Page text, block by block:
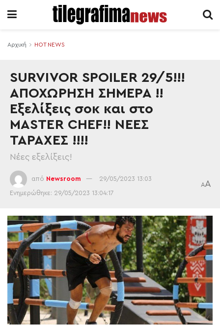
Αρχική HOT NEWS
SURVIVOR SPOILER 29/5!!!
ΑΠΟΧΩΡΗΣΗ ΣΗΜΕΡΑ !!
Εξελίξεις σοκ και στο
MASTER CHEF!! ΝΕΕΣ
ΤΑΡΑΧΕΣ !!!!
Νέες εξελίξεις!
από Newsroom 29/05/2023 13:03
Ενημερώθηκε: 29/05/2023 13:04:17
AA